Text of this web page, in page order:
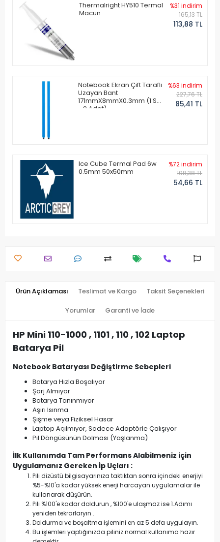
Thermalright HY510 Termal
Macun
%31 indirim
165,13 TL
113,88 TL
Notebook Ekran Çift Taraflı
Uzayan Bant
171mmX8mmX0.3mm (1 Set
- 2 Adet)
%63 indirim
227,76 TL
85,41 TL
Ice Cube Termal Pad 6w
0.5mm 50x50mm
%72 indirim
198,38 TL
54,66 TL
Ürün Açıklaması Teslimat ve Kargo Taksit Seçenekleri
Yorumlar Garanti ve İade
HP Mini 110-1000 , 1101 , 110 , 102 Laptop
Batarya Pil
Notebook Bataryası Değiştirme Sebepleri
Batarya Hızla Boşalıyor
Şarj Almıyor
Batarya Tanınmıyor
Aşırı Isınma
Şişme veya Fiziksel Hasar
Laptop Açılmıyor, Sadece Adaptörle Çalışıyor
Pil Döngüsünün Dolması (Yaşlanma)
İlk Kullanımda Tam Performans Alabilmeniz için
Uygulamanız Gereken İp Uçları :
Pili dizüstü bilgisayarınıza taktıktan sonra içindeki enerjiyi
%5-%10'a kadar yüksek enerji harcayan uygulamalar ile
kullanarak düşürün.
Pili %100'e kadar doldurun , %100'e ulaşmaz ise 1.Adımı
yeniden tekrarlaryın .
Doldurma ve boşaltma işlemini en az 5 defa uygulayın.
Bu işlemleri yaptığınızda piliniz normal kullanıma hazır